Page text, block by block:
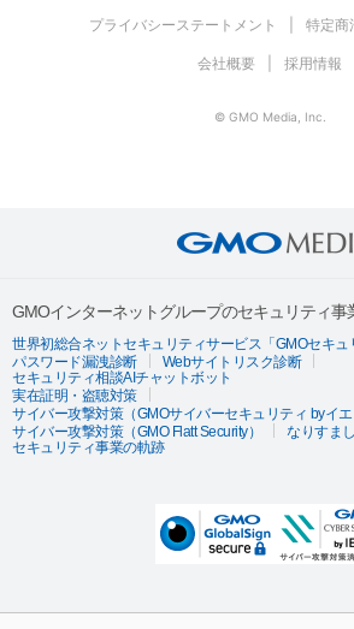
プライバシーステートメント 特定商
会社概要 採用情報
© GMO Media, Inc.
GMOインターネットグループのセキュリティ事
世界初総合ネットセキュリティサービス「GMOセキュ
パスワード漏洩診断
Webサイトリスク診断
セキュリティ相談AIチャットボット
実在証明・盗聴対策
サイバー攻撃対策（GMOサイバーセキュリティ byイエ
サイバー攻撃対策（GMO Flatt Security）
なりすま
セキュリティ事業の軌跡